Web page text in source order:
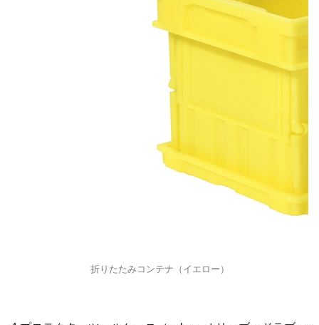
折りたたみコンテナ（イエロー）